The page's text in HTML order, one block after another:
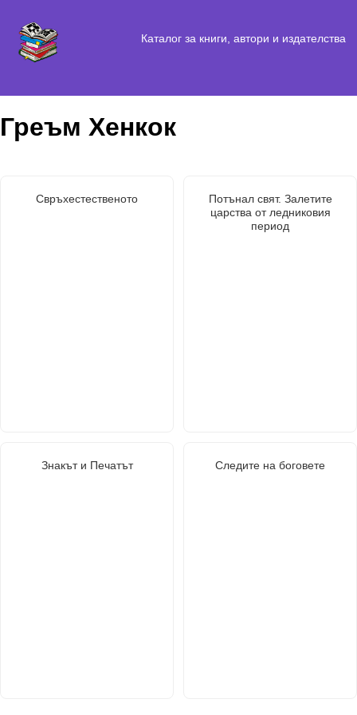
Каталог за книги, автори и издателства
Греъм Хенкок
Свръхестественото
Потънал свят. Залетите
царства от ледниковия
период
Знакът и Печатът Следите на боговете